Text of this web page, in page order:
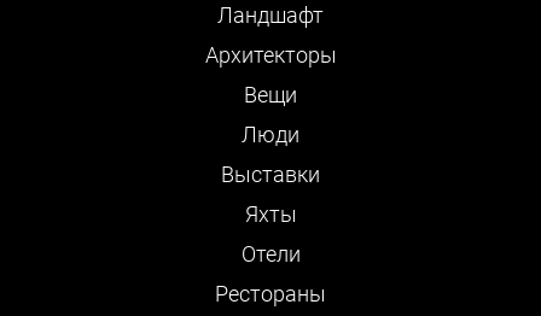
Ландшафт
Архитекторы
Вещи
Люди
Выставки
Яхты
Отели
Рестораны